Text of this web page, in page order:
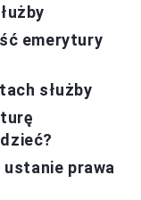
emerytury
służby
ustanie prawa